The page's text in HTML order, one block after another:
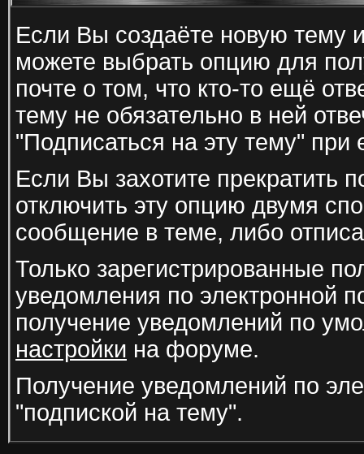
Если Вы создаёте новую
можете выбрать опцию для
почте о том, что кто-то ещё
тему не обязательно в ней
"Подписаться на эту тему" при
Если Вы захотите прекратить
отключить эту опцию двумя
сообщение в теме, либо
Только зарегистрированные
уведомления по электронной
получение уведомлений по
настройки на форуме.
Получение уведомлений по
"подпиской на тему".